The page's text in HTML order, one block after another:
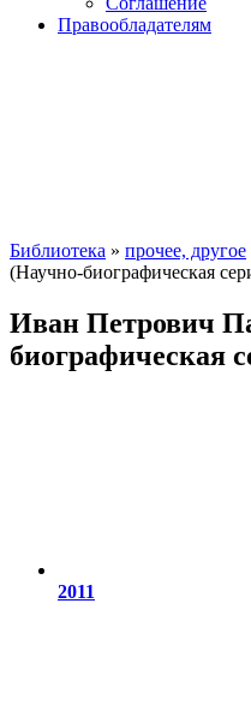
Правообладателям
Библиотека » прочее, другое
(Научно-биографическая
Иван Петрович
биографическая
2011